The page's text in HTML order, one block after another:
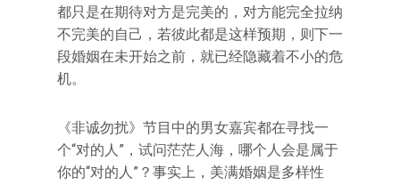
都只是在期待对方是完美的，对方能完全拉纳
不完美的自己，若彼此都是这样预期，则下一
段婚姻在未开始之前，就已经隐藏着不小的危
机。
《非诚勿扰》节目中的男女嘉宾都在寻找一
个“对的人”，试问茫茫人海，哪个人会是属于
你的“对的人”？事实上，美满婚姻是多样性